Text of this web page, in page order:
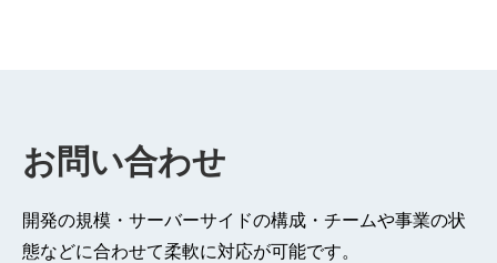
お問い合わせ
開発の規模・サーバーサイドの構成・チームや事業の状
態などに合わせて柔軟に対応が可能です。